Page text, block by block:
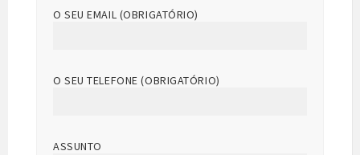
O SEU EMAIL (OBRIGATÓRIO)
O SEU TELEFONE (OBRIGATÓRIO)
ASSUNTO